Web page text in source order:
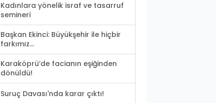
Kadınlara yönelik israf ve tasarruf
semineri
Başkan Ekinci: Büyükşehir ile hiçbir
farkımız...
Karaköprü’de facianın eşiğinden
dönüldü!
Suruç Davası'nda karar çıktı!